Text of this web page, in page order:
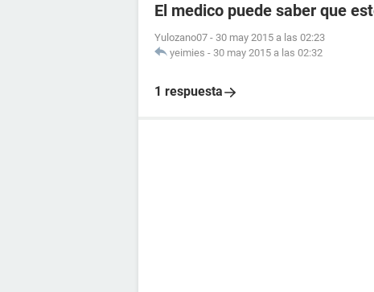
El medico puede saber que
Yulozano07 - 30 may 2015 a las 02:23
yeimies - 30 may 2015 a las 02:32
1 respuesta